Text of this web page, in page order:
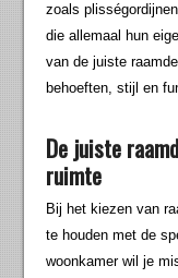
zoals
die allemaal hun
van de juiste
behoeften, stijl en
De juiste
ruimte
Bij het kiezen van
te houden met de
woonkamer wil je